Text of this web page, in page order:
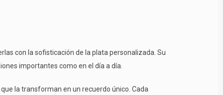
con la sofisticación de la plata personalizada. Su
importantes como en el día a día.
la transforman en un recuerdo único. Cada